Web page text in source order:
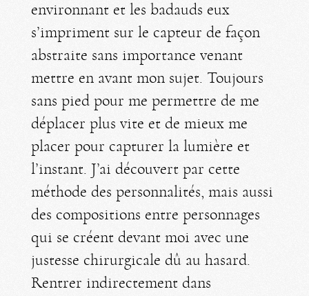
environnant et les badauds eux
s’impriment sur le capteur de façon
abstraite sans importance venant
mettre en avant mon sujet. Toujours
sans pied pour me permettre de me
déplacer plus vite et de mieux me
placer pour capturer la lumière et
l’instant. J’ai découvert par cette
méthode des personnalités, mais aussi
des compositions entre personnages
qui se créent devant moi avec une
justesse chirurgicale dû au hasard.
Rentrer indirectement dans